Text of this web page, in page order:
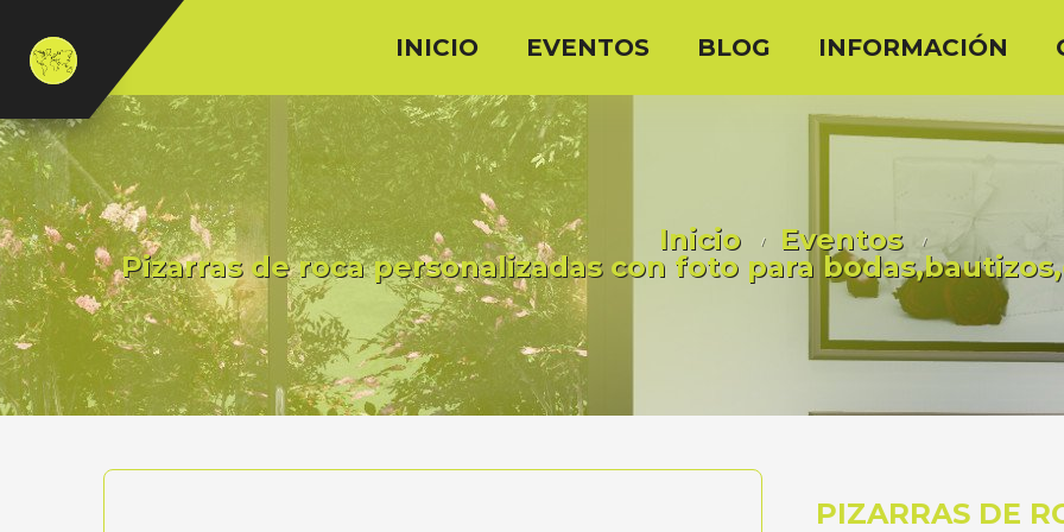
INICIO EVENTOS BLOG INFORMACIÓN
Inicio Eventos
Pizarras de roca personalizadas con foto para
PIZARRAS DE